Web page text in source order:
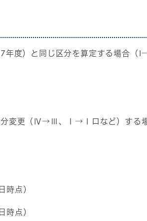
7年度）と同じ区分を算定する場合
区分変更（Ⅳ→Ⅲ、Ⅰ→Ⅰロなど）する
時点）
時点）